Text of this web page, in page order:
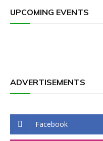
UPCOMING EVENTS
ADVERTISEMENTS
Facebook